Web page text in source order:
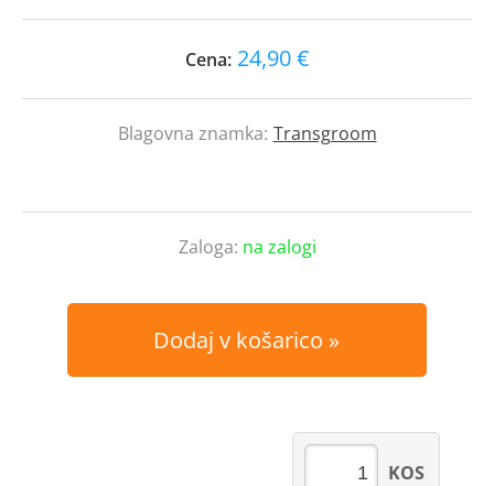
Cena: 24,90 €
Blagovna znamka: Transgroom
Zaloga: na zalogi
Dodaj v košarico
KOS